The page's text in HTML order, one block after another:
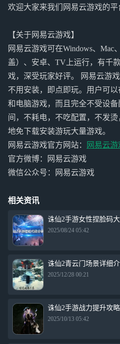
欢迎大家来我们网易云游戏的平
【关于网易云游戏】
网易云游戏可在Windows、Mac
盖）、安卓、TV上运行，有千
戏，深受玩家好评。 网易云游
不用安装，即点即玩。用户可
和电脑游戏，而且完全不受设
间，不耗电，不吃配置，不发
地免下载安装游玩大量游戏。
网易云游戏官方网站：
网易云游
官方微博：网易云游戏
微信公众号：网易云游戏
相关资讯
诛仙2手游女性捏脸码
2025/08/24 05:42
诛仙2青云门场景详细
2025/12/28 00:21
诛仙2手游战力提升攻
2025/10/13 05:42